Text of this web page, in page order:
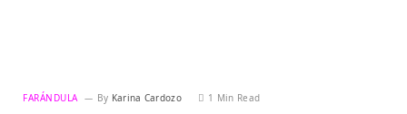
FARÁNDULA By Karina Cardozo 1 Min Read